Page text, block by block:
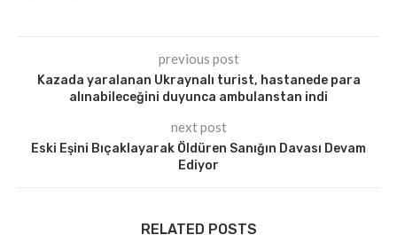
previous post
Kazada yaralanan Ukraynalı turist, hastanede para
alınabileceğini duyunca ambulanstan indi
next post
Eski Eşini Bıçaklayarak Öldüren Sanığın Davası Devam
Ediyor
RELATED POSTS